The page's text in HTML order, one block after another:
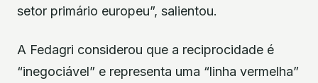
setor primário europeu”, salientou.
A Fedagri considerou que a reciprocidade é
“inegociável” e representa uma “linha vermelha”